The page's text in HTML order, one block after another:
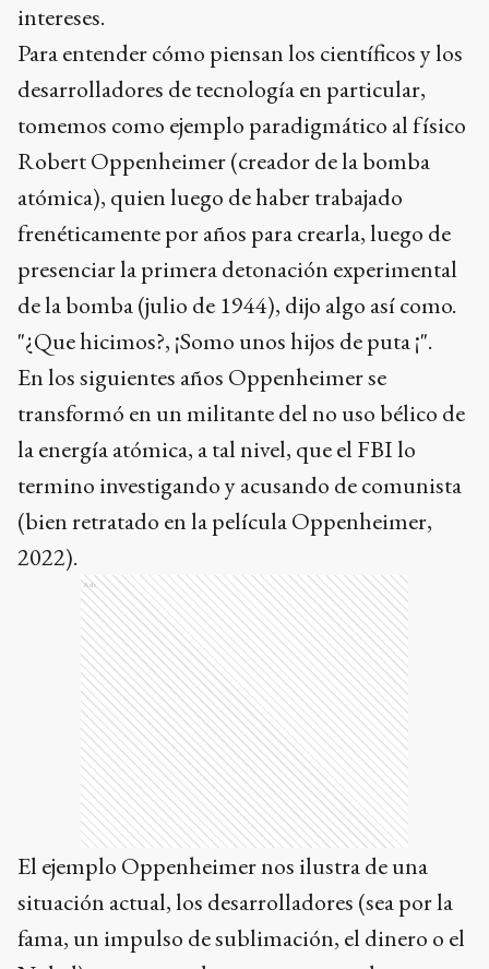
intereses.
Para entender cómo piensan los científicos y los
desarrolladores de tecnología en particular,
tomemos como ejemplo paradigmático al físico
Robert Oppenheimer (creador de la bomba
atómica), quien luego de haber trabajado
frenéticamente por años para crearla, luego de
presenciar la primera detonación experimental
de la bomba (julio de 1944), dijo algo así como.
"¿Que hicimos?, ¡Somo unos hijos de puta ¡".
En los siguientes años Oppenheimer se
transformó en un militante del no uso bélico de
la energía atómica, a tal nivel, que el FBI lo
termino investigando y acusando de comunista
(bien retratado en la película Oppenheimer,
2022).
Ads
El ejemplo Oppenheimer nos ilustra de una
situación actual, los desarrolladores (sea por la
fama, un impulso de sublimación, el dinero o el